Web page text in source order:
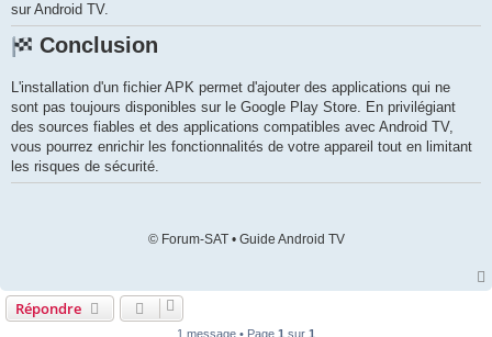
sur Android TV.
Conclusion
L'installation d'un fichier APK permet d'ajouter des applications qui ne
sont pas toujours disponibles sur le Google Play Store. En privilégiant
des sources fiables et des applications compatibles avec Android TV,
vous pourrez enrichir les fonctionnalités de votre appareil tout en limitant
les risques de sécurité.
© Forum-SAT • Guide Android TV
Répondre
1 message • Page 1 sur 1